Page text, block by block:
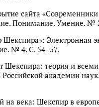
сайта
Понимание. Умение. №
Электронная
№ 4. С. 54–57.
Шекспира: теория и
Российской академии
на века: Шекспир в